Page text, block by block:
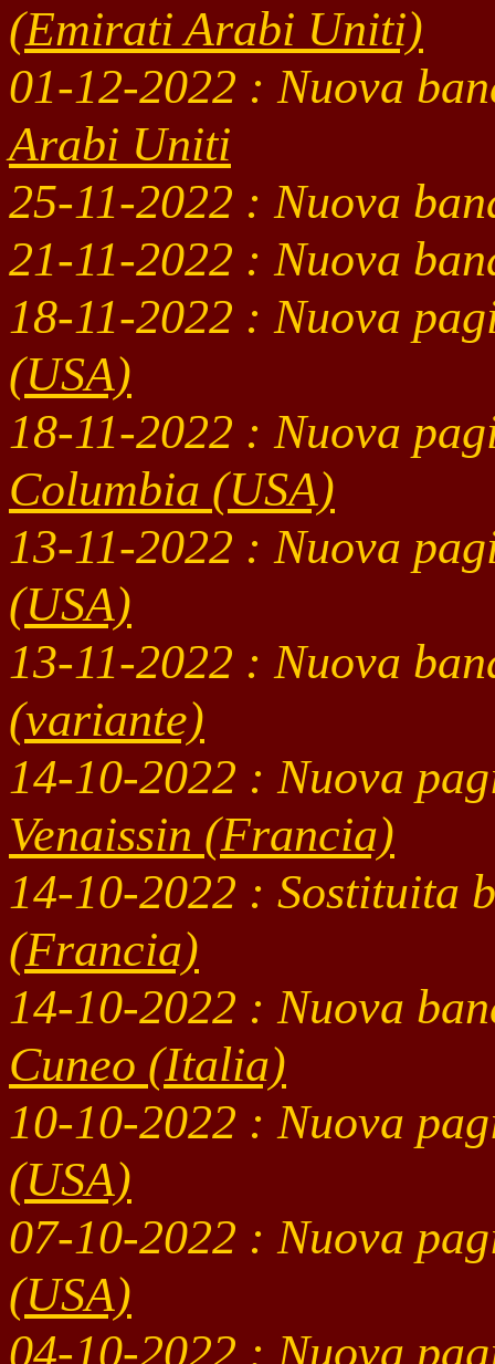
(Emirati Arabi Uniti)
01-12-2022 : Nuova
Arabi Uniti
25-11-2022 : Nuova
21-11-2022 : Nuova
18-11-2022 : Nuova
(USA)
18-11-2022 : Nuova
Columbia (USA)
13-11-2022 : Nuova
(USA)
13-11-2022 : Nuova
(variante)
14-10-2022 : Nuova
Venaissin (Francia)
14-10-2022 : Sostituita
(Francia)
14-10-2022 : Nuova
Cuneo (Italia)
10-10-2022 : Nuova
(USA)
07-10-2022 : Nuova
(USA)
04-10-2022 : Nuova